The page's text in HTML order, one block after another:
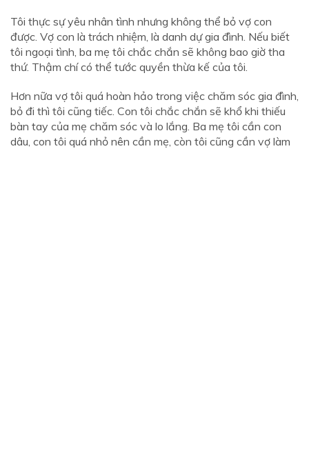
Tôi thực sự yêu nhân tình nhưng không thể bỏ vợ con
được. Vợ con là trách nhiệm, là danh dự gia đình. Nếu biết
tôi ngoại tình, ba mẹ tôi chắc chắn sẽ không bao giờ tha
thứ. Thậm chí có thể tước quyền thừa kế của tôi.
Hơn nữa vợ tôi quá hoàn hảo trong việc chăm sóc gia đình,
bỏ đi thì tôi cũng tiếc. Con tôi chắc chắn sẽ khổ khi thiếu
bàn tay của mẹ chăm sóc và lo lắng. Ba mẹ tôi cần con
dâu, con tôi quá nhỏ nên cần mẹ, còn tôi cũng cần vợ làm